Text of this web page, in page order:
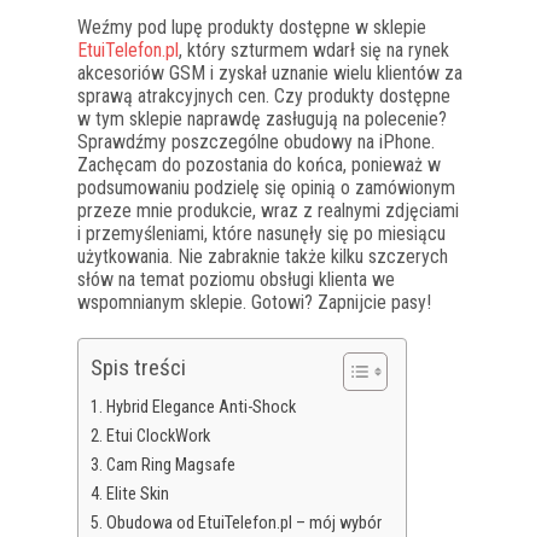
Weźmy pod lupę produkty dostępne w sklepie
EtuiTelefon.pl , który szturmem wdarł się na rynek
akcesoriów GSM i zyskał uznanie wielu klientów za
sprawą atrakcyjnych cen. Czy produkty dostępne
w tym sklepie naprawdę zasługują na polecenie?
Sprawdźmy poszczególne obudowy na iPhone.
Zachęcam do pozostania do końca, ponieważ w
podsumowaniu podzielę się opinią o zamówionym
przeze mnie produkcie, wraz z realnymi zdjęciami
i przemyśleniami, które nasunęły się po miesiącu
użytkowania. Nie zabraknie także kilku szczerych
słów na temat poziomu obsługi klienta we
wspomnianym sklepie. Gotowi? Zapnijcie pasy!
Spis treści
Hybrid Elegance Anti-Shock
Etui ClockWork
Cam Ring Magsafe
Elite Skin
Obudowa od EtuiTelefon.pl – mój wybór